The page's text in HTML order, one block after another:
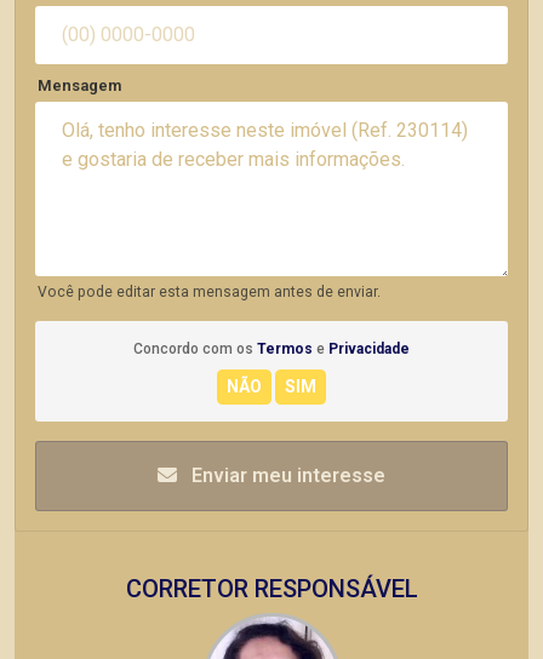
Mensagem
Você pode editar esta mensagem antes de enviar.
Concordo com os Termos e Privacidade
Enviar meu interesse
CORRETOR RESPONSÁVEL